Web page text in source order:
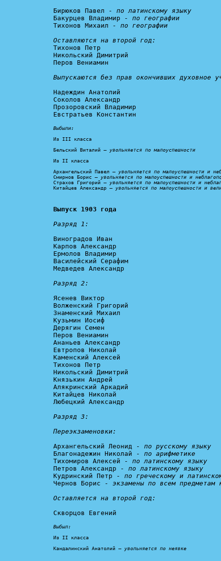
Бирюков Павел
- по латинскому языку
Бакурцев Владимир
- по географии
Тихонов Михаил
- по географии
Оставляются на второй год:
Тихонов Петр
Никольский Димитрий
Перов Вениамин
Выпускаются без прав окончивших духовное
Надеждин Анатолий
Соколов Александр
Прозоровский Владимир
Евстратьев Константин
Выбыли:
Из III класса
Бельский Виталий – увольняется по малоуспешности
Из II класса
Архангельский Павел – увольняется по малоуспешности и
Смирнов Борис – увольняется по малоуспешности и
Страхов Григорий – увольняется по малоуспешности и
Китайцев Александр – увольняется по малоуспешности и
Выпуск 1903 года
Разряд 1:
Виноградов Иван
Карпов Александр
Ермолов Владимир
Василейский Серафим
Медведев Александр
Разряд 2:
Ясенев Виктор
Волженский Григорий
Знаменский Михаил
Кузьмин Иосиф
Дерягин Семен
Перов Вениамин
Ананьев Александр
Евтропов Николай
Каменский Алексей
Тихонов Петр
Никольский Димитрий
Князькин Андрей
Алякринский Аркадий
Китайцев Николай
Любецкий Александр
Разряд 3:
Переэкзаменовки:
Архангельский Леонид
- по русскому языку
Благонадежин Николай
- по арифметике
Тихомиров Алексей
- по латинскому языку
Петров Александр
- по латинскому языку
Кудринский Петр
- по греческому и
Чернов Борис
- экзамены по всем предметам
Оставляется на второй год:
Скворцов Евгений
Выбыл:
Из II класса
Кандалинский Анатолий – увольняется по неявке